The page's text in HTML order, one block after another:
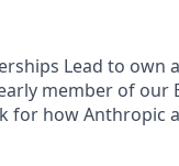
Lead to own
member of our
how Anthropic